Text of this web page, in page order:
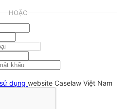
HOẶC
dụng website Caselaw Việt Nam